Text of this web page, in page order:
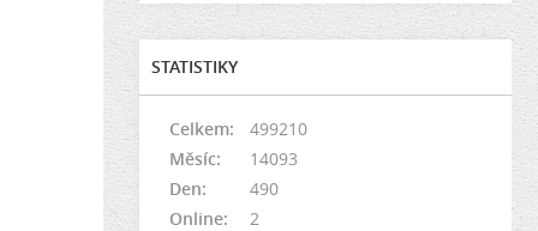
STATISTIKY
Online: 2
Celkem:
499210
Měsíc:
14093
Den:
490